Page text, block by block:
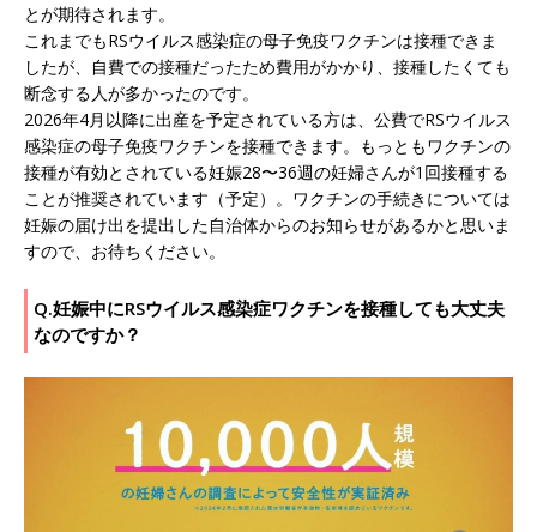
とが期待されます。
これまでもRSウイルス感染症の母子免疫ワクチンは接種できま
したが、自費での接種だったため費用がかかり、接種したくても
断念する人が多かったのです。
2026年4月以降に出産を予定されている方は、公費でRSウイルス
感染症の母子免疫ワクチンを接種できます。もっともワクチンの
接種が有効とされている妊娠28〜36週の妊婦さんが1回接種する
ことが推奨されています（予定）。ワクチンの手続きについては
妊娠の届け出を提出した自治体からのお知らせがあるかと思いま
すので、お待ちください。
Q.妊娠中にRSウイルス感染症ワクチンを接種しても大丈夫
なのですか？